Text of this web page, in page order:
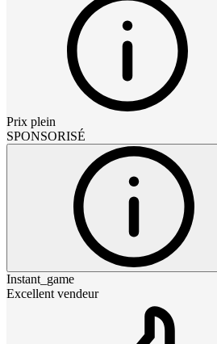
Prix plein
SPONSORISÉ
Instant_game
Excellent vendeur